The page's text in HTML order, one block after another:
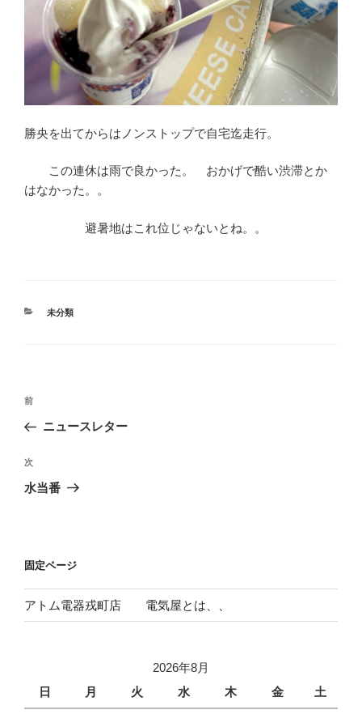
勝央を出てからはノンストップで自宅迄走行。
この連休は雨で良かった。 おかげで酷い渋滞とか
はなかった。。
避暑地はこれ位じゃないとね。。
カ
未分類
投
ナ
ビ
ゲ
ン
前
の
稿
前
ニュースレター
次
の
次
水当番
固定ページ
アトム電器戎町店 電気屋とは、、
2026年8月
日
月 火 水 木 金 土